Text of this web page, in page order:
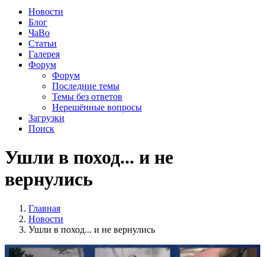
Новости
Блог
ЧаВо
Статьи
Галерея
Форум
Форум
Последние темы
Темы без ответов
Нерешённые вопросы
Загрузки
Поиск
Ушли в поход... и не
вернулись
Главная
Новости
Ушли в поход... и не вернулись